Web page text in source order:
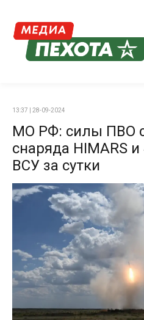
13:37 | 28-09-2024
МО РФ: силы ПВО
снаряда HIMARS
ВСУ за сутки